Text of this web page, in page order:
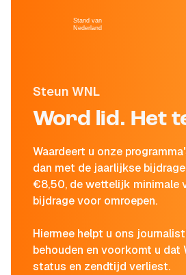
Steun WNL
Word lid. Het
Waardeert u onze
dan met de jaarlijkse
€8,50, de wettelijk minimale
bijdrage voor omroepen.
Hiermee helpt u ons
behouden en voorkomt u dat
status en zendtijd verliest.
Stand van
Nederland